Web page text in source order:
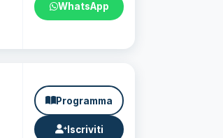
WhatsApp
Programma
Iscriviti